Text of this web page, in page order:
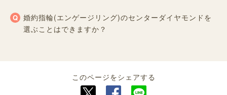
婚約指輪(エンゲージリング)のセンターダイヤモンドを
選ぶことはできますか？
このページをシェアする